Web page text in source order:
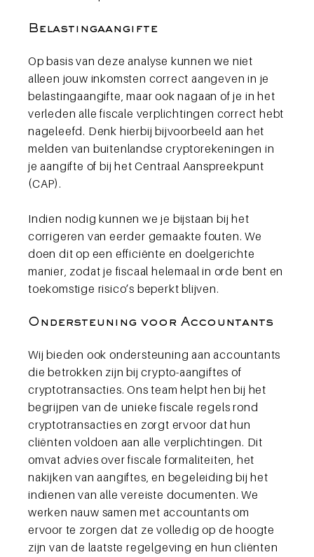
Belastingaangifte
Op basis van deze analyse kunnen we niet
alleen jouw inkomsten correct aangeven in je
belastingaangifte, maar ook nagaan of je in het
verleden alle fiscale verplichtingen correct hebt
nageleefd. Denk hierbij bijvoorbeeld aan het
melden van buitenlandse cryptorekeningen in
je aangifte of bij het Centraal Aanspreekpunt
(CAP).
Indien nodig kunnen we je bijstaan bij het
corrigeren van eerder gemaakte fouten. We
doen dit op een efficiënte en doelgerichte
manier, zodat je fiscaal helemaal in orde bent en
toekomstige risico’s beperkt blijven.
Ondersteuning voor Accountants
Wij bieden ook ondersteuning aan accountants
die betrokken zijn bij crypto-aangiftes of
cryptotransacties. Ons team helpt hen bij het
begrijpen van de unieke fiscale regels rond
cryptotransacties en zorgt ervoor dat hun
cliënten voldoen aan alle verplichtingen. Dit
omvat advies over fiscale formaliteiten, het
nakijken van aangiftes, en begeleiding bij het
indienen van alle vereiste documenten. We
werken nauw samen met accountants om
ervoor te zorgen dat ze volledig op de hoogte
zijn van de laatste regelgeving en hun cliënten